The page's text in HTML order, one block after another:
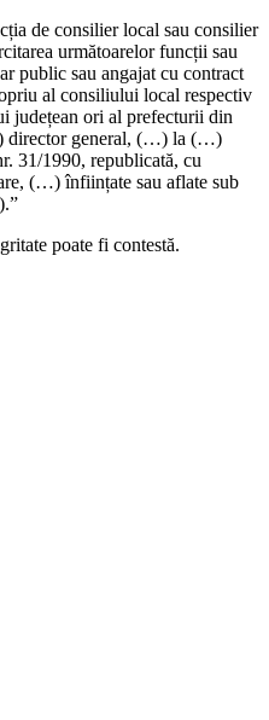
de consilier local sau consilier
următoarelor funcții sau
public sau angajat cu contract
al consiliului local respectiv
județean ori al prefecturii din
director general, (…) la (…)
31/1990, republicată, cu
(…) înființate sau aflate sub
poate fi contestă.